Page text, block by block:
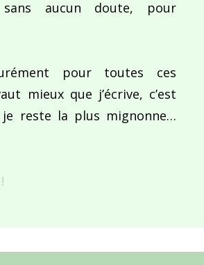
sans aucun doute, pour
pour toutes ces
mieux que j’écrive, c’est
reste la plus mignonne…